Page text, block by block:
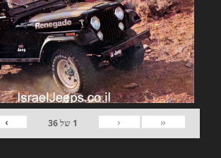
«
‹
1 של36
›